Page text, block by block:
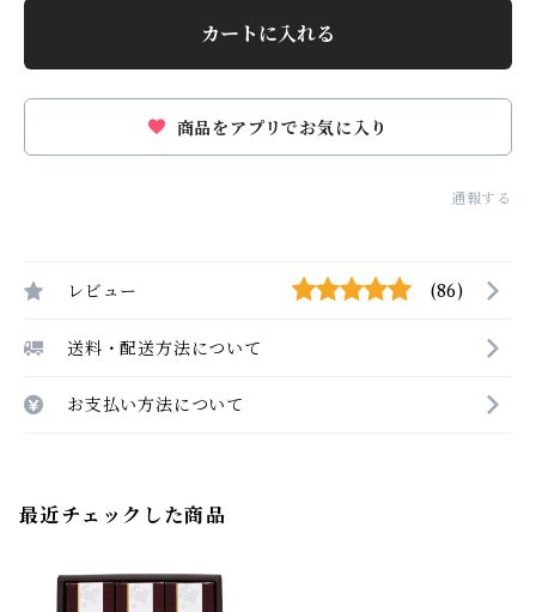
カートに入れる
商品をアプリでお気に入り
通報する
レビュー (86)
送料・配送方法について
お支払い方法について
最近チェックした商品